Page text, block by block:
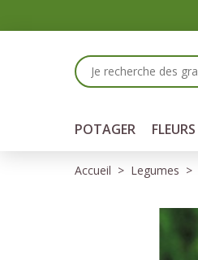
POTAGER FLEURS
Accueil Legumes